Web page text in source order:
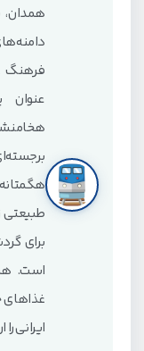
همدان،
فرهنگ
عنوان
برای
است.
غذاهای
ایرانی